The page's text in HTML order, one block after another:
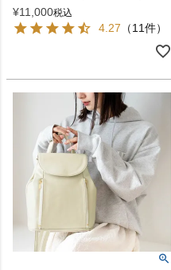
¥11,000税込
4.27 （11件）